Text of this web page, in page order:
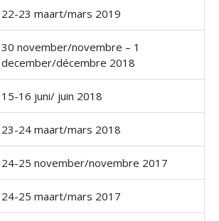
22-23 maart/mars 2019
30 november/novembre – 1
december/décembre 2018
15-16 juni/ juin 2018
23-24 maart/mars 2018
24-25 november/novembre 2017
24-25 maart/mars 2017